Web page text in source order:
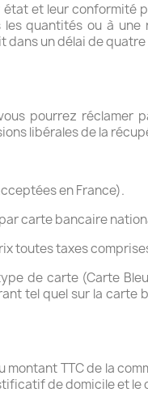
et leur conformité
quantités ou à
un délai de
pourrez réclamer
libérales de la
en France).
carte bancaire
toutes taxes
de carte (Carte
tel quel sur la
montant TTC de la
de domicile et le